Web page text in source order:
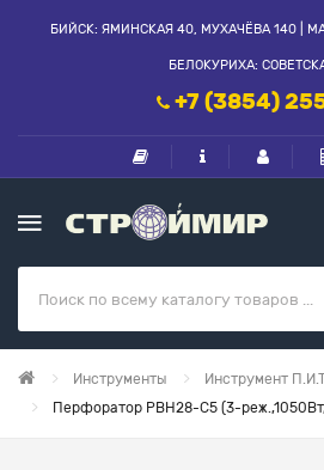
БИЙСК: ЯМИНСКАЯ 40, МУХАЧЁВА 140 |
БЕЛОКУРИХА:
+7 (3854)
Инструменты
Инструмент
Перфоратор PBH28-С5 (3-